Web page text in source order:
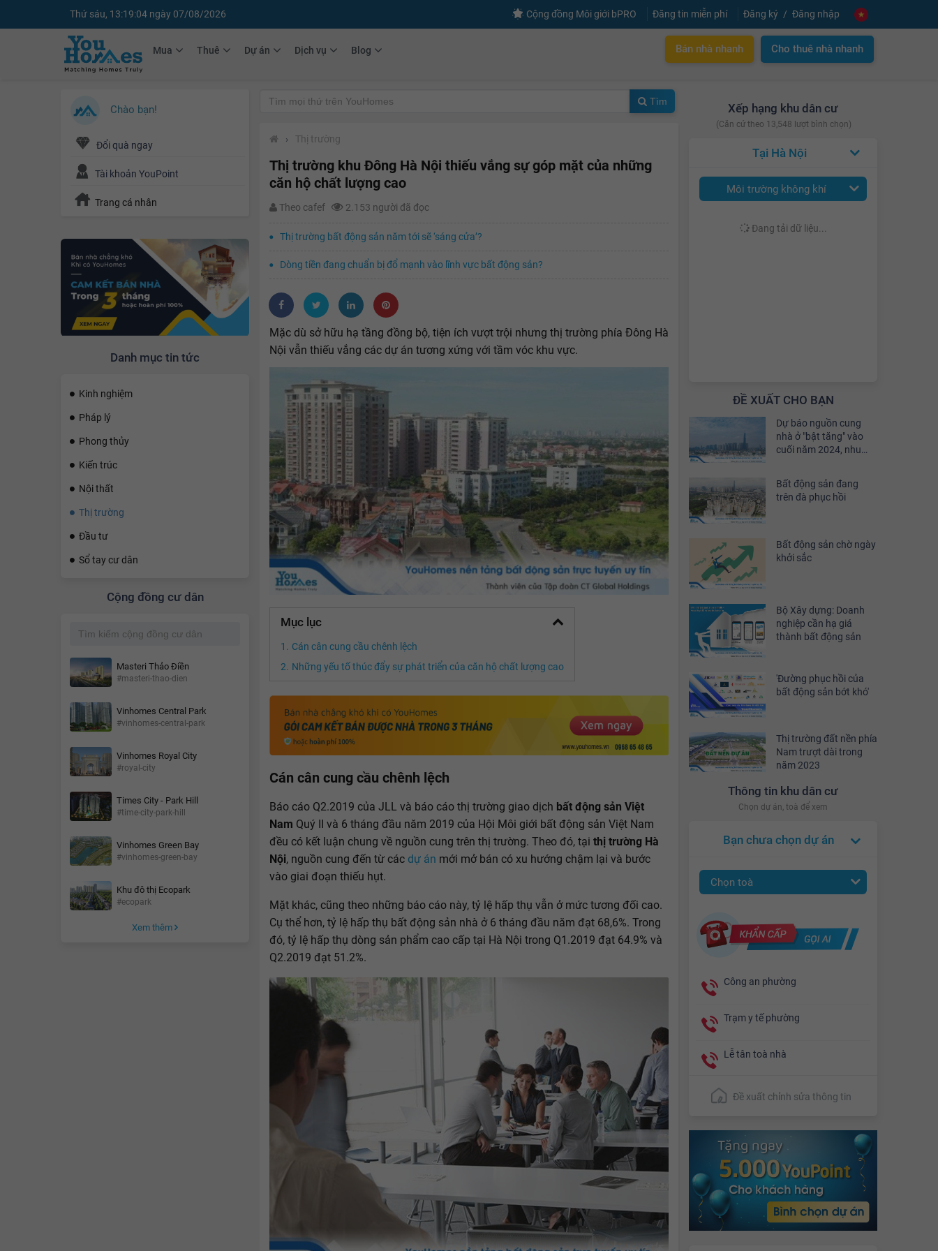
Thứ sáu, 13:19:06 ngày 07/08/2026 Cộng đồng Môi giới bPRO Đăng tin miễn phí Đăng ký Đăng nhập
Mua Thuê Dự án Dịch vụ Blog Bán nhà nhanh Cho thuê nhà nhanh
Chào bạn!
Đổi quà ngay
Tài khoản YouPoint
Trang cá nhân
Danh mục tin tức
Kinh nghiệm
Pháp lý
Phong thủy
Kiến trúc
Nội thất
Thị trường
Đầu tư
Sổ tay cư dân
Cộng đồng cư dân
Masteri Thảo Điền
#masteri-thao-dien
Vinhomes Central Park
#vinhomes-central-park
Vinhomes Royal City
#royal-city
Times City - Park Hill
#time-city-park-hill
Vinhomes Green Bay
#vinhomes-green-bay
Khu đô thị Ecopark
#ecopark
Xem thêm
Xếp hạng khu dân cư
(Căn cứ theo 13,548 lượt bình chọn)
Hà Nội
Môi trường không khí
Đang tải dữ liệu...
ĐỀ XUẤT CHO BẠN
Dự báo nguồn cung
nhà ở "bật tăng" vào
cuối năm 2024, nhu
khoảng 30%
Bất động sản đang
trên đà phục hồi
Bất động sản chờ ngày
khởi sắc
Bộ Xây dựng: Doanh
nghiệp cần hạ giá
thành bất động sản
'Đường phục hồi của
bất động sản bớt khó'
Thị trường đất nền phía
Nam trượt dài trong
năm 2023
Thông tin khu dân cư
Chọn dự án, toà để xem
Bạn chưa chọn dự án
Chọn toà
Công an phường
Trạm y tế phường
Lễ tân toà nhà
Đề xuất chỉnh sửa thông tin
Tìm
› Thị trường
Thị trường khu Đông Hà Nội thiếu vắng sự góp mặt của những
căn hộ chất lượng cao
Theo cafef 2.153 người đã đọc
Thị trường bất động sản năm tới sẽ ‘sáng cửa’?
Dòng tiền đang chuẩn bị đổ mạnh vào lĩnh vực bất động sản?
Mặc dù sở hữu hạ tầng đồng bộ, tiện ích vượt trội nhưng thị trường phía Đông Hà
Nội vẫn thiếu vắng các dự án tương xứng với tầm vóc khu vực.
Mục lục
Cán cân cung cầu chênh lệch
Những yếu tố thúc đẩy sự phát triển của căn hộ chất lượng cao
Cán cân cung cầu chênh lệch
Báo cáo Q2.2019 của JLL và báo cáo thị trường giao dịch bất động sản Việt
Nam Quý II và 6 tháng đầu năm 2019 của Hội Môi giới bất động sản Việt Nam
đều có kết luận chung về nguồn cung trên thị trường. Theo đó, tại thị trường Hà
Nội, nguồn cung đến từ các dự án mới mở bán có xu hướng chậm lại và bước
vào giai đoạn thiếu hụt.
Mặt khác, cũng theo những báo cáo này, tỷ lệ hấp thụ vẫn ở mức tương đối cao.
Cụ thể hơn, tỷ lệ hấp thụ bất động sản nhà ở 6 tháng đầu năm đạt 68,6%. Trong
đó, tỷ lệ hấp thụ dòng sản phẩm cao cấp tại Hà Nội trong Q1.2019 đạt 64.9% và
Q2.2019 đạt 51.2%.